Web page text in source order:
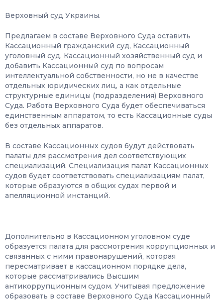
Верховный суд Украины.
Предлагаем в составе Верховного Суда оставить
Кассационный гражданский суд, Кассационный
уголовный суд, Кассационный хозяйственный суд и
добавить Кассационный суд по вопросам
интеллектуальной собственности, но не в качестве
отдельных юридических лиц, а как отдельные
структурные единицы (подразделения) Верховного
Суда. Работа Верховного Суда будет обеспечиваться
единственным аппаратом, то есть Кассационные суды
без отдельных аппаратов.
В составе Кассационных судов будут действовать
палаты для рассмотрения дел соответствующих
специализаций. Специализация палат Кассационных
судов будет соответствовать специализациям палат,
которые образуются в общих судах первой и
апелляционной инстанций.
Дополнительно в Кассационном уголовном суде
образуется палата для рассмотрения коррупционных и
связанных с ними правонарушений, которая
пересматривает в кассационном порядке дела,
которые рассматривались Высшим
антикоррупционным судом. Учитывая предложение
образовать в составе Верховного Суда Кассационный